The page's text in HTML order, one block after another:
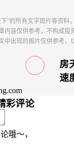
”的所有文字图片等资料
内容仅供参考，不构成投
中出现的图片仅供参考，
房
速
彩评论
哦～，